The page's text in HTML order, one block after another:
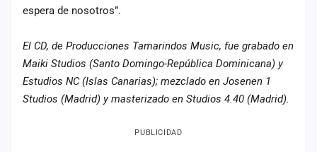
espera de nosotros”.
El CD, de Producciones Tamarindos Music, fue grabado en
Maiki Studios (Santo Domingo-República Dominicana) y
Estudios NC (Islas Canarias); mezclado en Josenen 1
Studios (Madrid) y masterizado en Studios 4.40 (Madrid).
PUBLICIDAD